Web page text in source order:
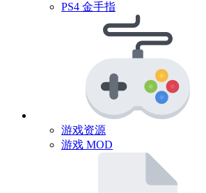
PS4 金手指
游戏资源
游戏 MOD